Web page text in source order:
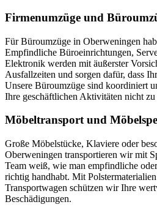
Firmenumzüge und
Für Büroumzüge in Oberweningen
Empfindliche Büroeinrichtungen,
Elektronik werden mit äußerster
Ausfallzeiten und sorgen dafür, dass
Unsere Büroumzüge sind koordiniert
Ihre geschäftlichen Aktivitäten nicht zu
Möbeltransport und
Große Möbelstücke, Klaviere oder
Oberweningen transportieren wir mit
Team weiß, wie man empfindliche
richtig handhabt. Mit
Transportwagen schützen wir Ihre
Beschädigungen.